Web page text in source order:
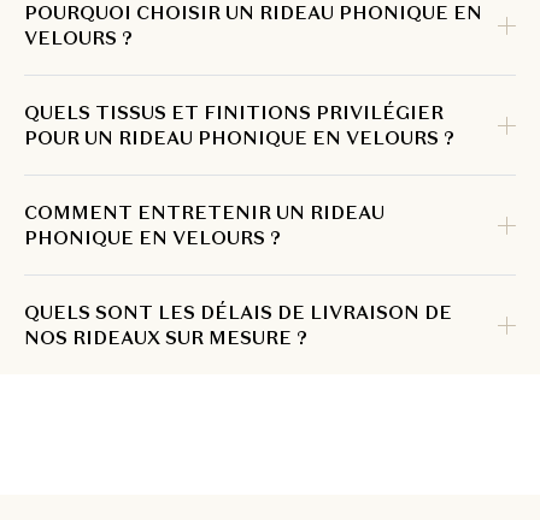
POURQUOI CHOISIR UN RIDEAU PHONIQUE EN
VELOURS ?
QUELS TISSUS ET FINITIONS PRIVILÉGIER
POUR UN RIDEAU PHONIQUE EN VELOURS ?
COMMENT ENTRETENIR UN RIDEAU
PHONIQUE EN VELOURS ?
QUELS SONT LES DÉLAIS DE LIVRAISON DE
NOS RIDEAUX SUR MESURE ?